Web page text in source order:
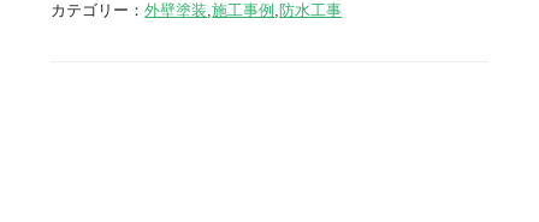
カテゴリー：外壁塗装,施工事例 ,防水工事